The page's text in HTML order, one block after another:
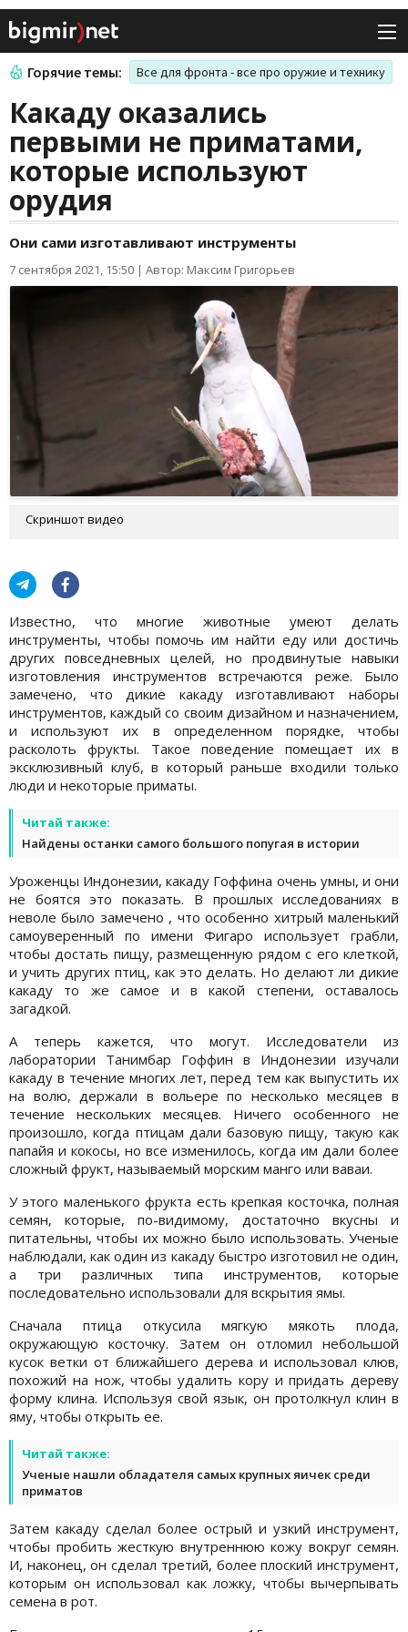
Горячие темы: Все для фронта - все про оружие и технику
Какаду оказались
первыми не приматами,
которые используют
орудия
Они сами изготавливают инструменты
7 сентября 2021, 15:50 | Автор: Максим Григорьев
Скриншот видео
Известно, что многие животные умеют делать
инструменты, чтобы помочь им найти еду или достичь
других повседневных целей, но продвинутые навыки
изготовления инструментов встречаются реже. Было
замечено, что дикие какаду изготавливают наборы
инструментов, каждый со своим дизайном и назначением,
и используют их в определенном порядке, чтобы
расколоть фрукты. Такое поведение помещает их в
эксклюзивный клуб, в который раньше входили только
люди и некоторые приматы.
Читай также:
Найдены останки самого большого попугая в истории
Уроженцы Индонезии, какаду Гоффина очень умны, и они
не боятся это показать. В прошлых исследованиях в
неволе было замечено , что особенно хитрый маленький
самоуверенный по имени Фигаро использует грабли,
чтобы достать пищу, размещенную рядом с его клеткой,
и учить других птиц, как это делать. Но делают ли дикие
какаду то же самое и в какой степени, оставалось
загадкой.
А теперь кажется, что могут. Исследователи из
лаборатории Танимбар Гоффин в Индонезии изучали
какаду в течение многих лет, перед тем как выпустить их
на волю, держали в вольере по несколько месяцев в
течение нескольких месяцев. Ничего особенного не
произошло, когда птицам дали базовую пищу, такую ​​как
папайя и кокосы, но все изменилось, когда им дали более
сложный фрукт, называемый морским манго или ваваи.
У этого маленького фрукта есть крепкая косточка, полная
семян, которые, по-видимому, достаточно вкусны и
питательны, чтобы их можно было использовать. Ученые
наблюдали, как один из какаду быстро изготовил не один,
а три различных типа инструментов, которые
последовательно использовали для вскрытия ямы.
Сначала птица откусила мягкую мякоть плода,
окружающую косточку. Затем он отломил небольшой
кусок ветки от ближайшего дерева и использовал клюв,
похожий на нож, чтобы удалить кору и придать дереву
форму клина. Используя свой язык, он протолкнул клин в
яму, чтобы открыть ее.
Читай также:
Ученые нашли обладателя самых крупных яичек среди
приматов
Затем какаду сделал более острый и узкий инструмент,
чтобы пробить жесткую внутреннюю кожу вокруг семян.
И, наконец, он сделал третий, более плоский инструмент,
которым он использовал как ложку, чтобы вычерпывать
семена в рот.